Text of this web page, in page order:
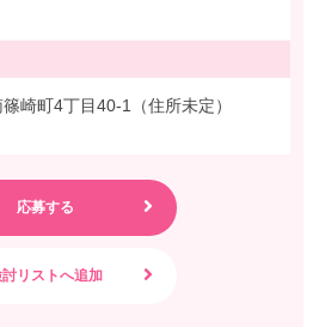
崎町4丁目40-1（住所未定）